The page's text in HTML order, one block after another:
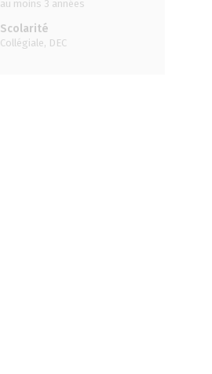
au moins 3 années
Scolarité
Collégiale, DEC